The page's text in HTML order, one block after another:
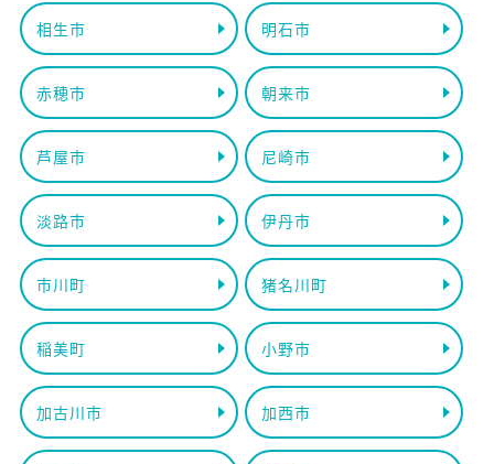
相生市 明石市
赤穂市 朝来市
芦屋市 尼崎市
淡路市 伊丹市
市川町 猪名川町
稲美町 小野市
加古川市 加西市